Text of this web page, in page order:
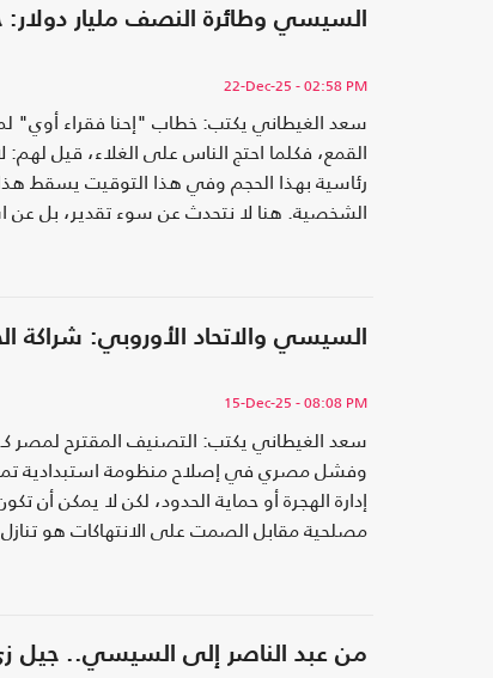
السيسي وطائرة النصف مليار دولار:
22-Dec-25 - 02:58 PM
سعد الغيطاني يكتب: خطاب "إحنا فقراء أوي"
القمع، فكلما احتج الناس على الغلاء، قيل لهم:
رئاسية بهذا الحجم وفي هذا التوقيت يسقط
الشخصية. هنا لا نتحدث عن سوء تقدير، بل عن
السيسي والاتحاد الأوروبي:
15-Dec-25 - 08:08 PM
سعد الغيطاني يكتب: التصنيف المقترح لمصر
وفشل مصري في إصلاح منظومة استبدادية
إدارة الهجرة أو حماية الحدود، لكن لا يمكن
مصلحية مقابل الصمت على الانتهاكات هو
من عبد الناصر إلى السيسي.. جيل